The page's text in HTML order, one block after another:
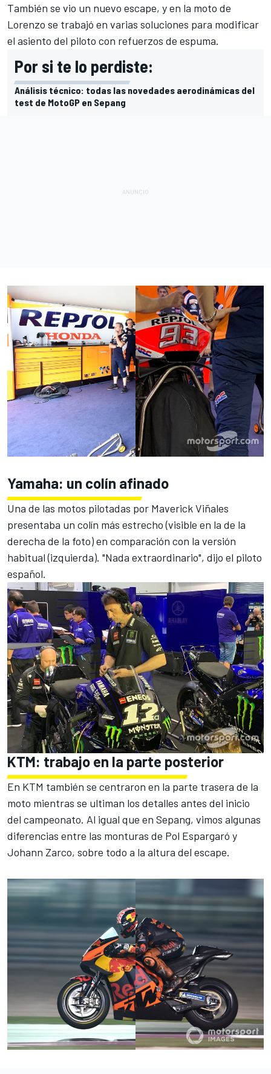
También se vio un nuevo escape, y en la moto de
Lorenzo se trabajó en varias soluciones para modificar
el asiento del piloto con refuerzos de espuma.
Por si te lo perdiste:
Análisis técnico: todas las novedades aerodinámicas del
test de MotoGP en Sepang
Yamaha: un colín afinado
Una de las motos pilotadas por Maverick Viñales
presentaba un colín más estrecho (visible en la de la
derecha de la foto) en comparación con la versión
habitual (izquierda). "Nada extraordinario", dijo el piloto
español.
KTM: trabajo en la parte posterior
En KTM también se centraron en la parte trasera de la
moto mientras se ultiman los detalles antes del inicio
del campeonato. Al igual que en Sepang, vimos algunas
diferencias entre las monturas de Pol Espargaró y
Johann Zarco, sobre todo a la altura del escape.